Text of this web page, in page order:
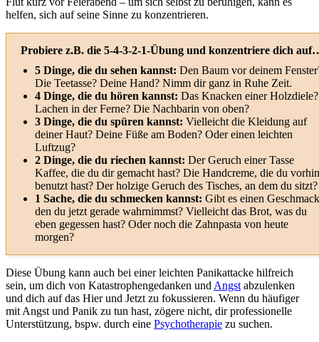
helfen, sich auf seine Sinne zu konzentrieren.
Probiere z.B. die 5-4-3-2-1-Übung und konzentriere dich
5 Dinge, die du sehen kannst: Den Baum vor deinem
Die Teetasse? Deine Hand? Nimm dir ganz in Ruhe Zeit.
4 Dinge, die du hören kannst: Das Knacken einer Holzdiele?
Lachen in der Ferne? Die Nachbarin von oben?
3 Dinge, die du spüren kannst: Vielleicht die Kleidung auf
deiner Haut? Deine Füße am Boden? Oder einen leichten
Luftzug?
2 Dinge, die du riechen kannst: Der Geruch einer Tasse
Kaffee, die du dir gemacht hast? Die Handcreme, die du vorhin
benutzt hast? Der holzige Geruch des Tisches, an dem du sitzt?
1 Sache, die du schmecken kannst: Gibt es einen
den du jetzt gerade wahrnimmst? Vielleicht das Brot, was du
eben gegessen hast? Oder noch die Zahnpasta von heute
morgen?
Diese Übung kann auch bei einer leichten Panikattacke hilfreich
sein, um dich von Katastrophengedanken und Angst abzulenken
und dich auf das Hier und Jetzt zu fokussieren. Wenn du häufiger
mit Angst und Panik zu tun hast, zögere nicht, dir professionelle
Unterstützung, bspw. durch eine Psychotherapie zu suchen.